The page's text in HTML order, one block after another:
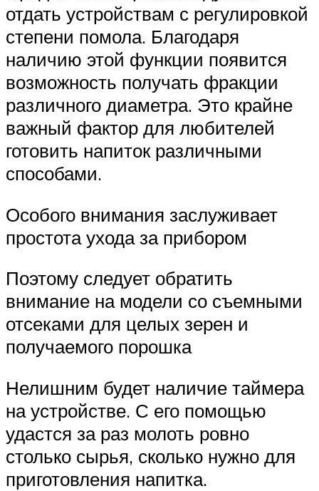
отдать устройствам с регулировкой
степени помола. Благодаря
наличию этой функции появится
возможность получать фракции
различного диаметра. Это крайне
важный фактор для любителей
готовить напиток различными
способами.
Особого внимания заслуживает
простота ухода за прибором
Поэтому следует обратить
внимание на модели со съемными
отсеками для целых зерен и
получаемого порошка
Нелишним будет наличие таймера
на устройстве. С его помощью
удастся за раз молоть ровно
столько сырья, сколько нужно для
приготовления напитка.